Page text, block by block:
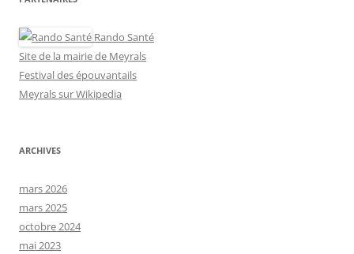
Rando Santé
Site de la mairie de Meyrals
Festival des épouvantails
Meyrals sur Wikipedia
ARCHIVES
mars 2026
mars 2025
octobre 2024
mai 2023